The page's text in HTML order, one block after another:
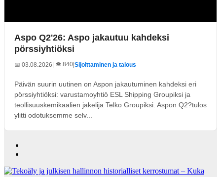
Aspo Q2'26: Aspo jakautuu kahdeksi
pörssiyhtiöksi
📅 03.08.2026| 👁️ 840 Sijoittaminen ja talous
Päivän suurin uutinen on Aspon jakautuminen kahdeksi eri
pörssiyhtiöksi: varustamoyhtiö ESL Shipping Groupiksi ja
teollisuuskemikaalien jakelija Telko Groupiksi. Aspon Q2?tulos
ylitti odotuksemme selv...